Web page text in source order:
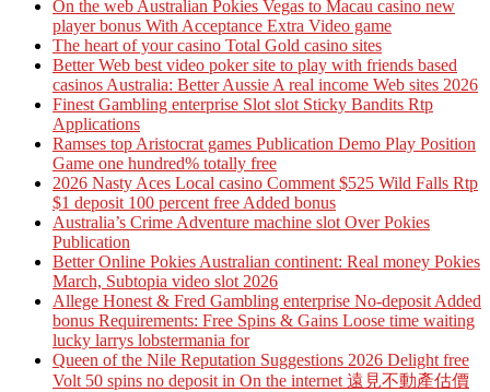
On the web Australian Pokies Vegas to Macau casino new
player bonus With Acceptance Extra Video game
The heart of your casino Total Gold casino sites
Better Web best video poker site to play with friends based
casinos Australia: Better Aussie A real income Web sites 2026
Finest Gambling enterprise Slot slot Sticky Bandits Rtp
Applications
Ramses top Aristocrat games Publication Demo Play Position
Game one hundred% totally free
2026 Nasty Aces Local casino Comment $525 Wild Falls Rtp
$1 deposit 100 percent free Added bonus
Australia’s Crime Adventure machine slot Over Pokies
Publication
Better Online Pokies Australian continent: Real money Pokies
March, Subtopia video slot 2026
Allege Honest & Fred Gambling enterprise No-deposit Added
bonus Requirements: Free Spins & Gains Loose time waiting
lucky larrys lobstermania for
Queen of the Nile Reputation Suggestions 2026 Delight free
Volt 50 spins no deposit in On the internet 遠見不動產估價